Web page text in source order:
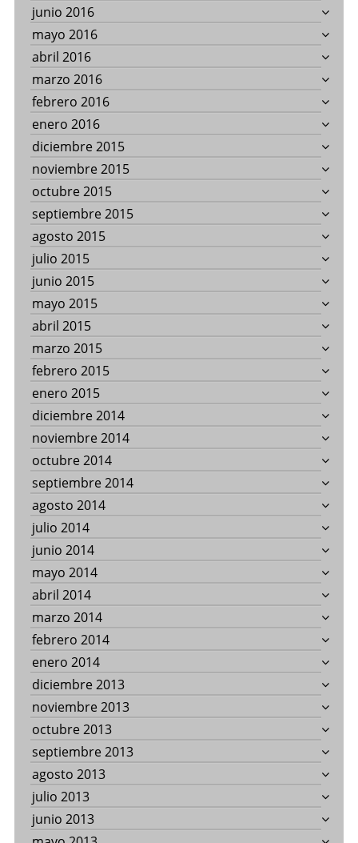
junio 2016
mayo 2016
abril 2016
marzo 2016
febrero 2016
enero 2016
diciembre 2015
noviembre 2015
octubre 2015
septiembre 2015
agosto 2015
julio 2015
junio 2015
mayo 2015
abril 2015
marzo 2015
febrero 2015
enero 2015
diciembre 2014
noviembre 2014
octubre 2014
septiembre 2014
agosto 2014
julio 2014
junio 2014
mayo 2014
abril 2014
marzo 2014
febrero 2014
enero 2014
diciembre 2013
noviembre 2013
octubre 2013
septiembre 2013
agosto 2013
julio 2013
junio 2013